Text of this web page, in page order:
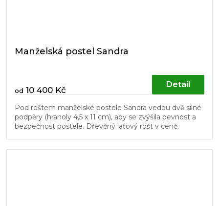
Manželská postel Sandra
od 10 400 Kč
Detail
Pod roštem manželské postele Sandra vedou dvě silné
podpěry (hranoly 4,5 x 11 cm), aby se zvýšila pevnost a
bezpečnost postele. Dřevěný laťový rošt v ceně.